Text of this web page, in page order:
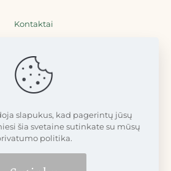
Kontaktai
+370 698 77711
slapukus, kad pagerintų jūsų
šia svetaine sutinkate su mūsų
politika.